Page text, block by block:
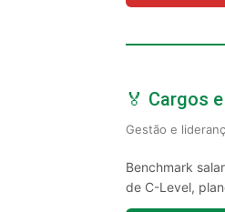
🏅 Cargos
Gestão e
Benchmark
de C-Level,